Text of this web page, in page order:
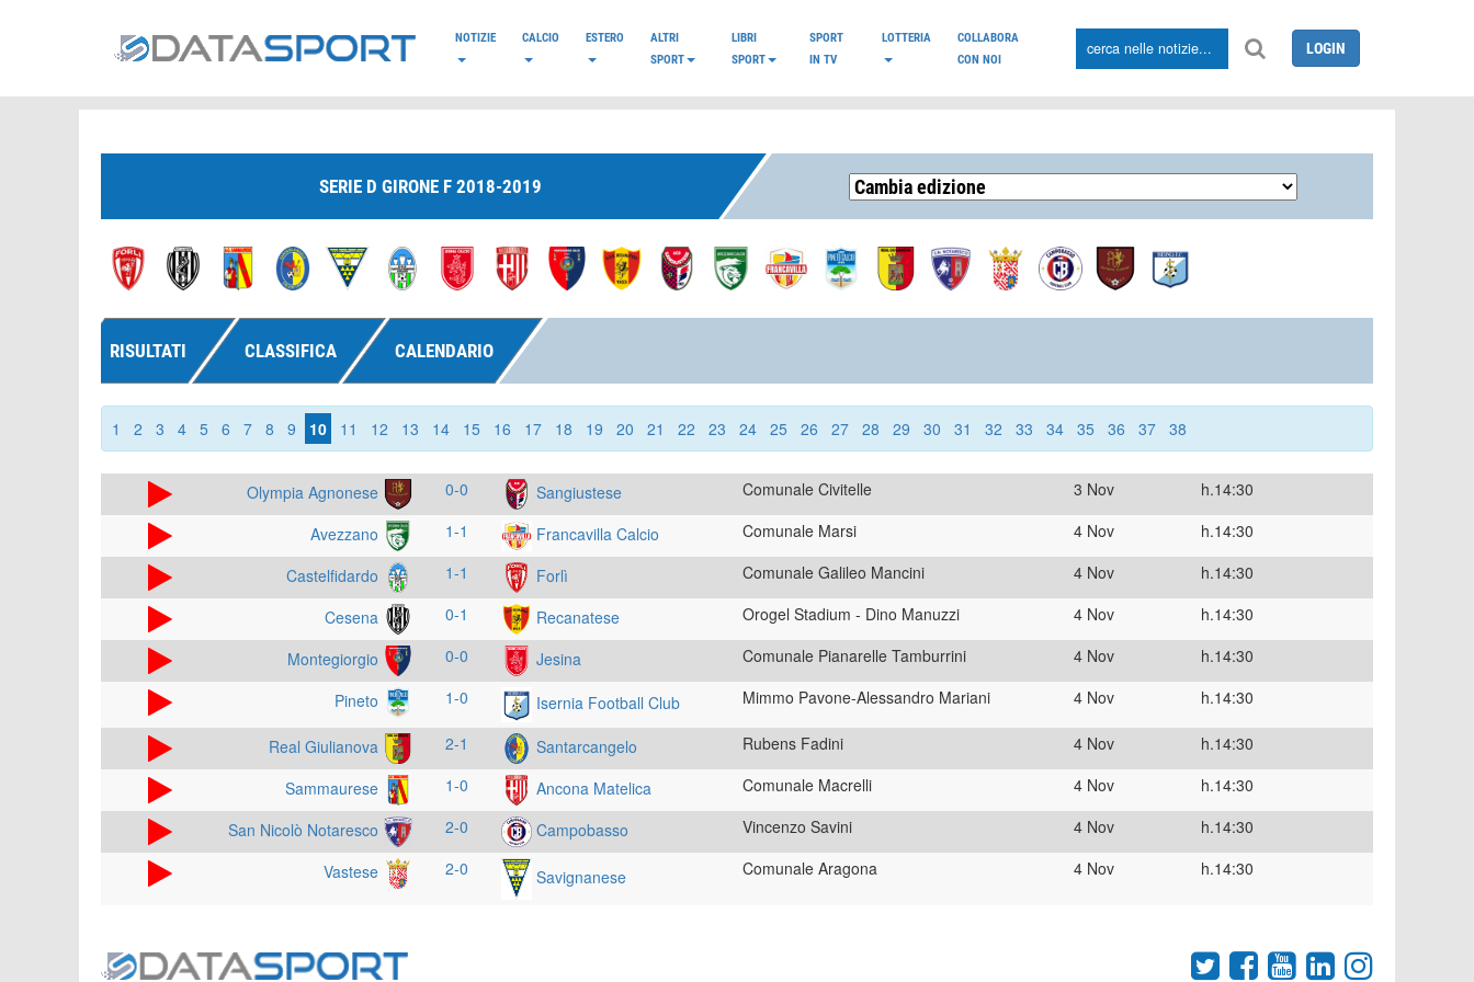
NOTIZIE CALCIO ESTERO
ALTRI
SPORT
LIBRI
SPORT
SPORT
IN TV
LOTTERIA
COLLABORA
CON NOI
LOGIN
SERIE D GIRONE F 2018-2019
RISULTATI CLASSIFICA CALENDARIO
1 2 3 4 5 6 7 8 9 10 11 12 13 14 15 16 17 18 19 20 21 22 23 24 25 26 27 28 29 30 31 32 33 34 35 36 37 38
Olympia Agnonese 0-0 Sangiustese Comunale Civitelle 3 Nov h.14:30
Avezzano 1-1 Francavilla Calcio Comunale Marsi 4 Nov h.14:30
Castelfidardo 1-1 Forlì Comunale Galileo Mancini 4 Nov h.14:30
Cesena 0-1 Recanatese Orogel Stadium - Dino Manuzzi 4 Nov h.14:30
Montegiorgio 0-0 Jesina Comunale Pianarelle Tamburrini 4 Nov h.14:30
Pineto 1-0 Isernia Football Club Mimmo Pavone-Alessandro Mariani 4 Nov h.14:30
Real Giulianova 2-1 Santarcangelo Rubens Fadini 4 Nov h.14:30
Sammaurese 1-0 Ancona Matelica Comunale Macrelli 4 Nov h.14:30
San Nicolò Notaresco 2-0 Campobasso Vincenzo Savini 4 Nov h.14:30
Vastese 2-0 Savignanese Comunale Aragona 4 Nov h.14:30